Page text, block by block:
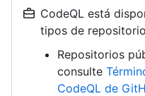
CodeQL está
tipos de
Repositorios
consulte
CodeQL de